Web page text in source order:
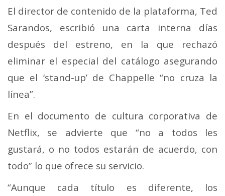
El director de contenido de la plataforma, Ted
Sarandos, escribió una carta interna días
después del estreno, en la que rechazó
eliminar el especial del catálogo asegurando
que el ‘stand-up’ de Chappelle “no cruza la
línea”.
En el documento de cultura corporativa de
Netflix, se advierte que “no a todos les
gustará, o no todos estarán de acuerdo, con
todo” lo que ofrece su servicio.
“Aunque cada título es diferente, los